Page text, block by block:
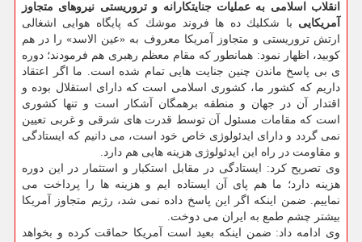
انقلاب اسلامی به عملیات جنایتكارانه و تروریستی نیروهای متجاوز
آمریكایی با شكلیك ده ها فروند موشك كه پایگاه هوایی اشغالی
ارتش تروریستی و متجاوز آمریكا معروف به «عین الاسد» را در هم
كوبید، اظهار نمود: همانطور كه مقام معظم رهبری هم فرمودند؛ دوره
ی بی پاسخ ماندن چنین جنایت هایی تمام شده است. ما اگر اعتقاد
داریم كه كشور ما، كشوری اسلامی است كه دارای استقلال بوده و
اقتدار آن در جهان و منطقه برهمگان آشكار است و تنها كشوری
است كه مقامات مسئول آن توسط قدرت های شرقی و غربی تعیین
نمی گردد و دارای ایدئولوژی خاص خود است، می دانیم كه ایستادگی
و مقاومت در راه این ایدئولوژی هزینه هایی هم دارد.
وی تصریح كرد: ایستادگی در مقابل استكبار و استثمار در این دوره
هزینه دارد؛ ما هم پای آن ایستاده ایم و هزینه ها را پرداخت می
نماییم. ضمن اینكه اگر این پاسخ داده نمی شد، رژیم متجاوز آمریكا
بیشتر چشم طمع به ایران می دوخت.
وی ادامه داد: ضمن اینكه بعید است آمریكا حماقت كرده و بخواهد